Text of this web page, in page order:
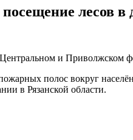
лесов
и Приволжском
полос вокруг
в Рязанской области.